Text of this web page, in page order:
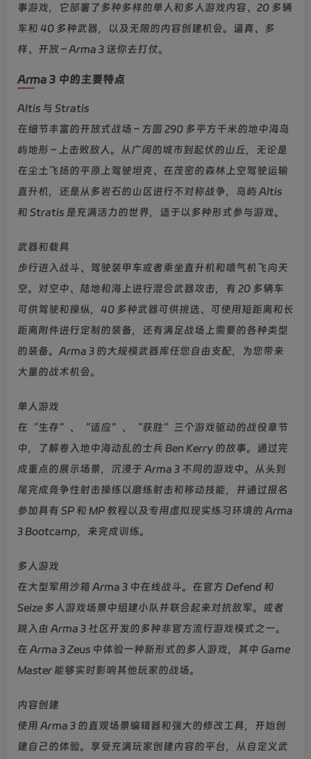
事游戏，它部署了多种多样的单人和多人游戏内容、20 多辆
车和 40 多种武器，以及无限的内容创建机会。逼真、多
样、开放 – Arma 3 送你去打仗。
Arma 3 中的主要特点
Altis 与 Stratis
在细节丰富的开放式战场 – 方圆 290 多平方千米的地中海岛
屿地形 – 上击败敌人。从广阔的城市到起伏的山丘，无论是
在尘土飞扬的平原上驾驶坦克、在茂密的森林上空驾驶运输
直升机，还是从多岩石的山区进行不对称战争，岛屿 Altis
和 Stratis 是充满活力的世界，适于以多种形式参与游戏。
武器和载具
步行进入战斗、驾驶装甲车或者乘坐直升机和喷气机飞向天
空。对空中、陆地和海上进行混合武器攻击，有 20 多辆车
可供驾驶和操纵，40 多种武器可供挑选、可使用短距离和长
距离附件进行定制的装备，还有满足战场上需要的各种类型
的装备。Arma 3 的大规模武器库任您自由支配，为您带来
大量的战术机会。
单人游戏
在“生存”、“适应”、“获胜”三个游戏驱动的战役章节
中，了解卷入地中海动乱的士兵 Ben Kerry 的故事。通过完
成重点的展示场景，沉浸于 Arma 3 不同的游戏中。从头到
尾完成竞争性射击操练以磨练射击和移动技能，并通过报名
参加具有 SP 和 MP 教程以及专用虚拟现实练习环境的 Arma
3 Bootcamp，来完成训练。
多人游戏
在大型军用沙箱 Arma 3 中在线战斗。在官方 Defend 和
Seize 多人游戏场景中组建小队并联合起来对抗敌军。或者
跳入由 Arma 3 社区开发的多种非官方流行游戏模式之一。
在 Arma 3 Zeus 中体验一种新形式的多人游戏，其中 Game
Master 能够实时影响其他玩家的战场。
内容创建
使用 Arma 3 的直观场景编辑器和强大的修改工具，开始创
建自己的体验。享受充满玩家创建内容的平台，从自定义武